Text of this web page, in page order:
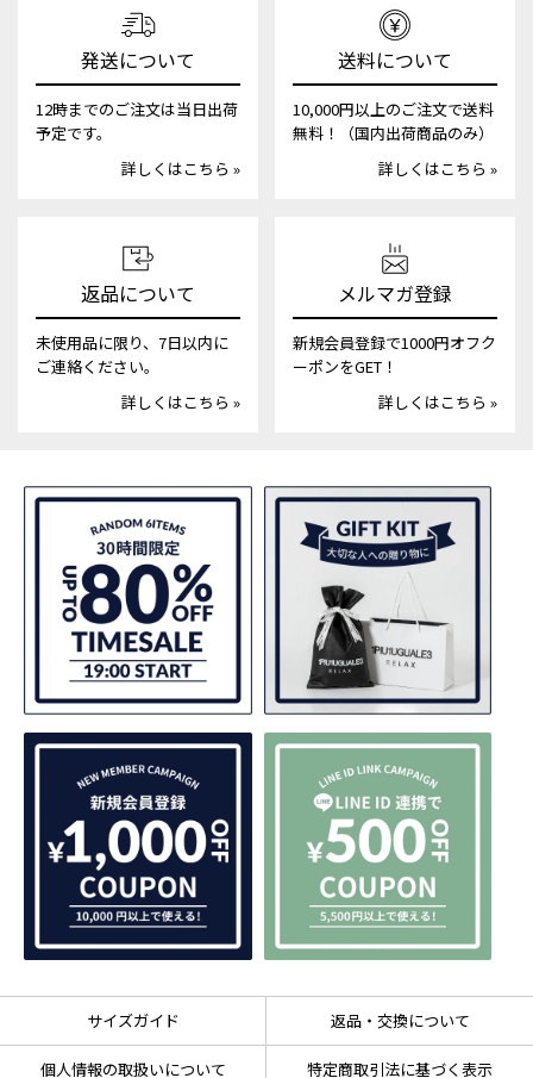
発送について
12時までのご注文は当日出荷
予定です。
詳しくはこちら »
送料について
10,000円以上のご注文で送料
無料！（国内出荷商品のみ）
詳しくはこちら »
返品について
未使用品に限り、7日以内に
ご連絡ください。
詳しくはこちら »
メルマガ登録
新規会員登録で1000円オフク
ーポンをGET！
詳しくはこちら »
サイズガイド 返品・交換について
個人情報の取扱いについて 特定商取引法に基づく表示